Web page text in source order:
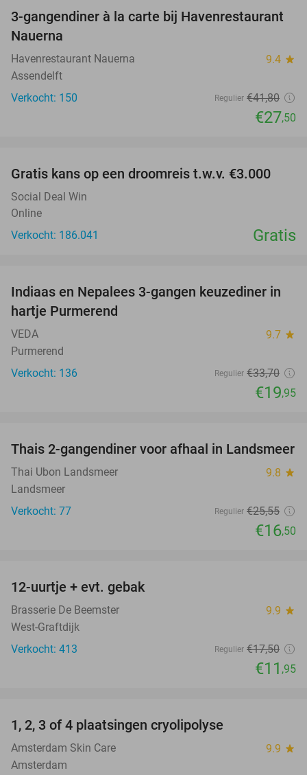
34%
3-gangendiner à la carte bij Havenrestaurant
Nauerna
Havenrestaurant Nauerna 9.4 star
Assendelft
Verkocht: 150
Regulier €41,80
€27,50
Gratis kans op een droomreis t.w.v. €3.000
Social Deal Win
Online
Verkocht: 186.041
Gratis
41%
Indiaas en Nepalees 3-gangen keuzediner in
hartje Purmerend
VEDA 9.7 star
Purmerend
Verkocht: 136
Regulier €33,70
€19,95
35%
Thais 2-gangendiner voor afhaal in Landsmeer
Thai Ubon Landsmeer 9.8 star
Landsmeer
Verkocht: 77
Regulier €25,55
€16,50
12-uurtje + evt. gebak
Brasserie De Beemster 9.9 star
West-Graftdijk
Verkocht: 413
Regulier €17,50
€11 ,95
1, 2, 3 of 4 plaatsingen cryolipolyse
Amsterdam Skin Care 9.9 star
Amsterdam